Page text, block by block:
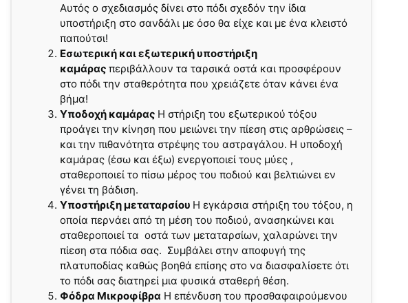
Αυτός ο σχεδιασμός δίνει στο πόδι σχεδόν την ίδια
υποστήριξη στο σανδάλι με όσο θα είχε και με ένα κλειστό
παπούτσι!
Εσωτερική και εξωτερική υποστήριξη
καμάρας περιβάλλουν τα ταρσικά οστά και προσφέρουν
στο πόδι την σταθερότητα που χρειάζετε όταν κάνει ένα
βήμα!
Υποδοχή καμάρας Η στήριξη του εξωτερικού τόξου
προάγει την κίνηση που μειώνει την πίεση στις αρθρώσεις –
και την πιθανότητα στρέψης του αστραγάλου. Η υποδοχή
καμάρας (έσω και έξω) ενεργοποιεί τους μύες ,
σταθεροποιεί το πίσω μέρος του ποδιού και βελτιώνει εν
γένει τη βάδιση.
Υποστήριξη μεταταρσίου Η εγκάρσια στήριξη του τόξου, η
οποία περνάει από τη μέση του ποδιού, ανασηκώνει και
σταθεροποιεί τα οστά των μεταταρσίων, χαλαρώνει την
πίεση στα πόδια σας. Συμβάλει στην αποφυγή της
πλατυποδίας καθώς βοηθά επίσης στο να διασφαλίσετε ότι
το πόδι σας διατηρεί μια φυσικά σταθερή θέση.
Φόδρα Μικροφίβρα Η επένδυση του προσθαφαιρούμενου